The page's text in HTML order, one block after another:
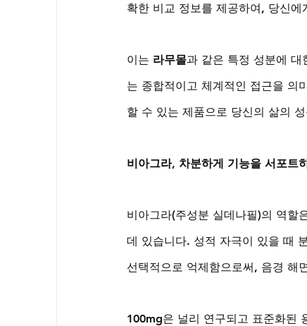
확한 비교 정보를 제공하여, 당신
이는 라무몰과 같은 특정 성분에 대
는 종합적이고 체계적인 접근을 의
할 수 있는 제품으로 당신의 삶의
비아그라, 차분하게 기능을 서포트
비아그라(주성분 실데나필)의 역할
데 있습니다. 성적 자극이 있을 때
선택적으로 억제함으로써, 음경 해
100mg은 널리 연구되고 표준화된